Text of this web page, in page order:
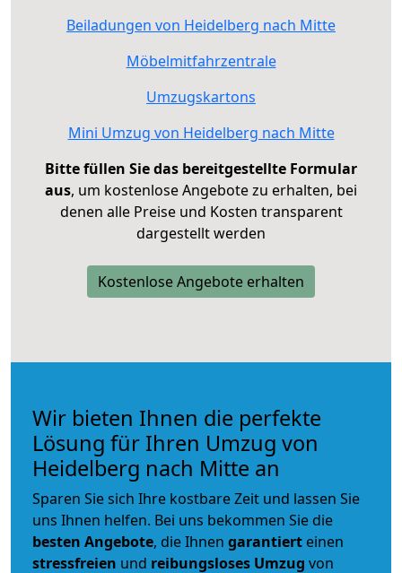
Beiladungen von Heidelberg nach Mitte
Möbelmitfahrzentrale
Umzugskartons
Mini Umzug von Heidelberg nach Mitte
Bitte füllen Sie das bereitgestellte Formular
aus, um kostenlose Angebote zu erhalten, bei
denen alle Preise und Kosten transparent
dargestellt werden
Kostenlose Angebote erhalten
Wir bieten Ihnen die perfekte
Lösung für Ihren Umzug von
Heidelberg nach Mitte an
Sparen Sie sich Ihre kostbare Zeit und lassen Sie
uns Ihnen helfen. Bei uns bekommen Sie die
besten Angebote, die Ihnen garantiert einen
stressfreien und reibungsloses Umzug von